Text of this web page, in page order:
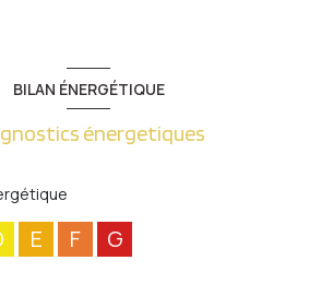
BILAN ÉNERGÉTIQUE
énergetiques
E F G